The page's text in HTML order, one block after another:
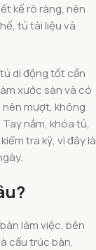
kế rõ ràng, nên
tủ tài liệu và
di động tốt cần
xước sàn và có
nên mượt, không
nắm, khóa tủ,
tra kỹ, vì đây là
làm việc, bên
cấu trúc bàn.